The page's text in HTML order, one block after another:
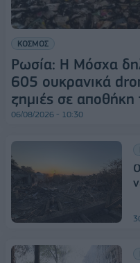
ΚΟΣΜΟΣ
Ρωσία: Η Μόσχα
605 ουκρανικά
ζημιές σε
06/08/2026 - 10:30